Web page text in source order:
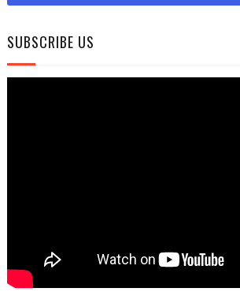
SUBSCRIBE US